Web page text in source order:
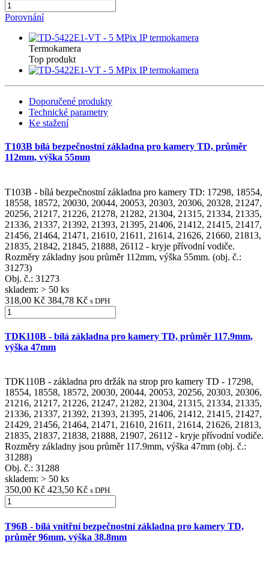
Porovnání
Termokamera
Top produkt
Doporučené produkty
Technické parametry
Ke stažení
T103B bílá bezpečnostní základna pro kamery TD, průměr
112mm, výška 55mm
T103B - bílá bezpečnostní základna pro kamery TD: 17298, 18554,
18558, 18572, 20030, 20044, 20053, 20303, 20306, 20328, 21247,
20256, 21217, 21226, 21278, 21282, 21304, 21315, 21334, 21335,
21336, 21337, 21392, 21393, 21395, 21406, 21412, 21415, 21417,
21456, 21464, 21471, 21610, 21611, 21614, 21626, 21660, 21813,
21835, 21842, 21845, 21888, 26112 - kryje přívodní vodiče.
Rozměry základny jsou průměr 112mm, výška 55mm. (obj. č.:
31273)
Obj. č.: 31273
skladem: > 50 ks
318,00 Kč 384,78 Kč s DPH
TDK110B - bílá základna pro kamery TD, průměr 117.9mm,
výška 47mm
TDK110B - základna pro držák na strop pro kamery TD - 17298,
18554, 18558, 18572, 20030, 20044, 20053, 20256, 20303, 20306,
21216, 21217, 21226, 21247, 21282, 21304, 21315, 21334, 21335,
21336, 21337, 21392, 21393, 21395, 21406, 21412, 21415, 21427,
21429, 21456, 21464, 21471, 21610, 21611, 21614, 21626, 21813,
21835, 21837, 21838, 21888, 21907, 26112 - kryje přívodní vodiče.
Rozměry základny jsou průměr 117.9mm, výška 47mm (obj. č.:
31288)
Obj. č.: 31288
skladem: > 50 ks
350,00 Kč 423,50 Kč s DPH
T96B - bílá vnitřní bezpečnostní základna pro kamery TD,
průměr 96mm, výška 38.8mm